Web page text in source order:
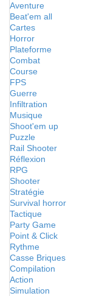
Aventure
Beat'em all
Cartes
Horror
Plateforme
Combat
Course
FPS
Guerre
Infiltration
Musique
Shoot'em up
Puzzle
Rail Shooter
Réflexion
RPG
Shooter
Stratégie
Survival horror
Tactique
Party Game
Point & Click
Rythme
Casse Briques
Compilation
Action
Simulation